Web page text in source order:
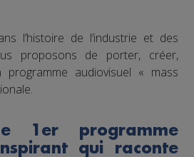
l’histoire de l’industrie et des
proposons de porter, créer,
audiovisuel « mass
1er programme
qui raconte